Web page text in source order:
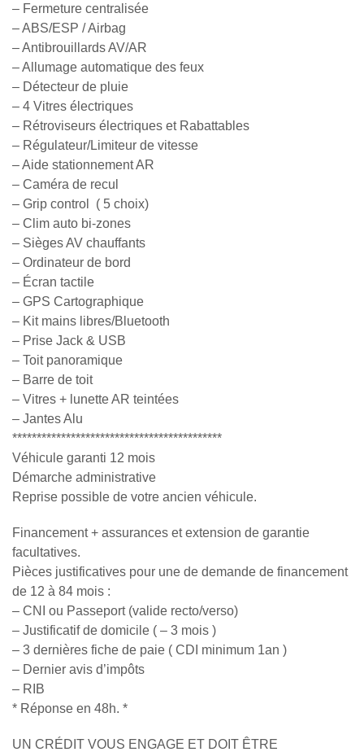
– Fermeture centralisée
– ABS/ESP / Airbag
– Antibrouillards AV/AR
– Allumage automatique des feux
– Détecteur de pluie
– 4 Vitres électriques
– Rétroviseurs électriques et Rabattables
– Régulateur/Limiteur de vitesse
– Aide stationnement AR
– Caméra de recul
– Grip control ( 5 choix)
– Clim auto bi-zones
– Sièges AV chauffants
– Ordinateur de bord
– Écran tactile
– GPS Cartographique
– Kit mains libres/Bluetooth
– Prise Jack & USB
– Toit panoramique
– Barre de toit
– Vitres + lunette AR teintées
– Jantes Alu
*******************************************
Véhicule garanti 12 mois
Démarche administrative
Reprise possible de votre ancien véhicule.
Financement + assurances et extension de garantie
facultatives.
Pièces justificatives pour une de demande de financement
de 12 à 84 mois :
– CNI ou Passeport (valide recto/verso)
– Justificatif de domicile ( – 3 mois )
– 3 dernières fiche de paie ( CDI minimum 1an )
– Dernier avis d’impôts
– RIB
* Réponse en 48h. *
UN CRÉDIT VOUS ENGAGE ET DOIT ÊTRE